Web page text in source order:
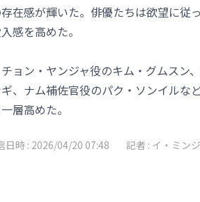
在感が輝いた。俳優たちは欲望に従
感を高めた。
ョン・ヤンジャ役のキム・グムスン
、ナム補佐官役のパク・ソンイルな
層高めた。
日時 : 2026/04/20 07:48 記者 : イ・ミンジ